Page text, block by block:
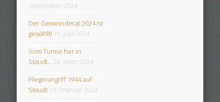
September 2024
Der Gemeinderat 2024 ist
gewählt! 10. Juni 2024
Vom Turme her in
Staudt… 28. März 2024
Fliegerangriff 1944 auf
Staudt 29. Februar 2024